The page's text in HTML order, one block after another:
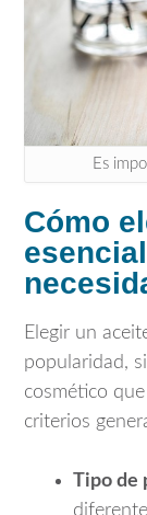
Es
Cómo
Elegir un
popularidad,
cosmético
criterios
Tipo de